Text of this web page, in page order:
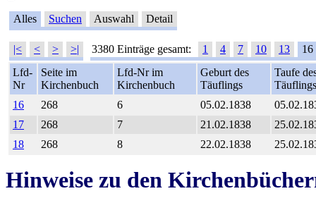
Alles Suchen Auswahl Detail
|< < > >| 3380 Einträge gesamt: 1 4 7 10 13
16
Lfd-
Nr
Seite im
Kirchenbuch
Lfd-Nr im
Kirchenbuch
Geburt des
Täuflings
Taufe
Täuflings
16
268 6 05.02.1838
17
268 7 21.02.1838
18
268 8 22.02.1838
Hinweise zu den